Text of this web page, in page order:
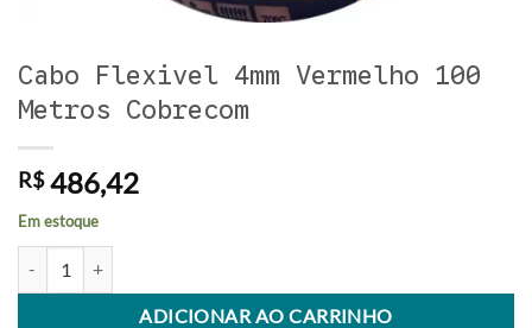
Cabo Flexivel 4mm Vermelho 100
Metros Cobrecom
R$486,42
Em estoque
ADICIONAR AO CARRINHO
Alternative: